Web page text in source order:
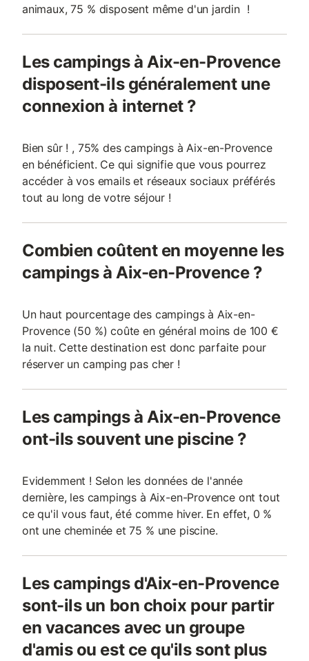
animaux, 75 % disposent même d'un jardin !
Les campings à Aix-en-Provence
disposent-ils généralement une
connexion à internet ?
Bien sûr ! , 75% des campings à Aix-en-Provence
en bénéficient. Ce qui signifie que vous pourrez
accéder à vos emails et réseaux sociaux préférés
tout au long de votre séjour !
Combien coûtent en moyenne les
campings à Aix-en-Provence ?
Un haut pourcentage des campings à Aix-en-
Provence (50 %) coûte en général moins de 100 €
la nuit. Cette destination est donc parfaite pour
réserver un camping pas cher !
Les campings à Aix-en-Provence
ont-ils souvent une piscine ?
Evidemment ! Selon les données de l'année
dernière, les campings à Aix-en-Provence ont tout
ce qu'il vous faut, été comme hiver. En effet, 0 %
ont une cheminée et 75 % une piscine.
Les campings d'Aix-en-Provence
sont-ils un bon choix pour partir
en vacances avec un groupe
d'amis ou est ce qu'ils sont plus